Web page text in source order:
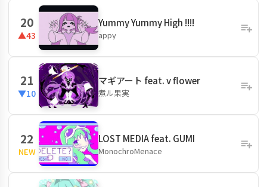
20
▲43
Yummy Yummy High !!!!
appy
21
▼10
マギアート feat. v flower
煮ル果実
22
NEW
LOST MEDIA feat. GUMI
MonochroMenace